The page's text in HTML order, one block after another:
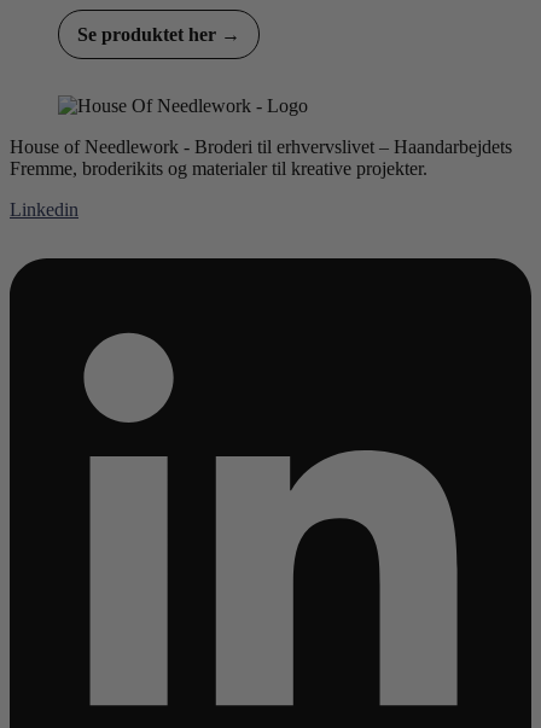
Se produktet her →
House of Needlework - Broderi til erhvervslivet – Haandarbejdets
Fremme, broderikits og materialer til kreative projekter.
Linkedin